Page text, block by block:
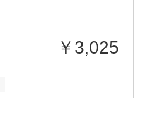
￥3,025